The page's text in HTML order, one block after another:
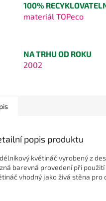
100%
materiál TOPeco
NA TRHU OD ROKU
2002
popis produktu
květináč vyrobený z
barevná provedení při
vhodný jako živá stěna pro